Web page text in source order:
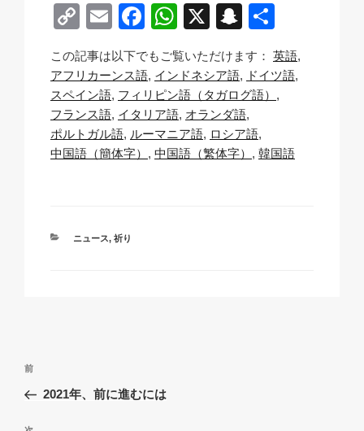
C
o
p
y
Li
n
E
m
ail
F
c
e
b
o
W
at
s
A
p
X
S
a
p
c
h
有
この記事は以下でもご覧いただけます： 英語
アフリカーンス語 インドネシア語
ドイツ語
スペイン語 フィリピン語（タガログ語）
フランス語 イタリア語 オランダ語
ポルトガル語 ルーマニア語 ロシア語
中国語（簡体字）
中国語（繁体字） 韓国語
カ
ニュース, 祈り
投
ナ
過
去
前
2021年、前に進むには